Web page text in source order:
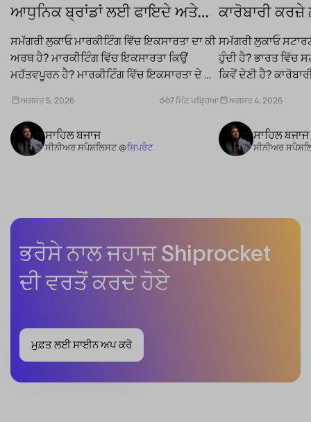
ਆਧੁਨਿਕ ਬ੍ਰਾਂਡਾਂ ਲਈ ਫਾਇਦੇ ਅਤੇ
ਵਧੀਆ ਅਭਿਆਸ
ਸਮੱਗਰੀ ਲੁਕਾਓ ਮਾਰਕੀਟਿੰਗ ਵਿੱਚ ਇਕਸਾਰਤਾ ਦਾ ਕੀ
ਅਰਥ ਹੈ? ਮਾਰਕੀਟਿੰਗ ਵਿੱਚ ਇਕਸਾਰਤਾ ਕਿਉਂ
ਮਹੱਤਵਪੂਰਨ ਹੈ? ਮਾਰਕੀਟਿੰਗ ਵਿੱਚ ਇਕਸਾਰਤਾ ਦੇ ਕੀ
ਅਗਸਤ 5, 2026 7 ਮਿੰਟ ਪੜ੍ਹਿਆ
ਸਾਹਿਲ ਬਜਾਜ
ਸੀਨੀਅਰ ਸਪੈਸ਼ਲਿਸਟ @ਸ਼ਿਪਰੌਟ
ਕਾਰੋਬਾਰੀ
ਦੇਣੀ ਹੈ?
ਸਮੱਗਰੀ ਲੁਕਾਓ
ਹੁੰਦੀ ਹੈ? ਭਾਰਤ ਵਿੱਚ
ਕਿਵੇਂ ਦੇਣੀ ਹੈ?
ਅਗਸਤ 4, 2026
ਸਾਹਿਲ ਬਜਾਜ
ਸੀਨੀਅਰ
ਭਰੋਸੇ ਨਾਲ ਜਹਾਜ਼Shiprocket
ਦੀ ਵਰਤੋਂ ਕਰਦੇ ਹੋਏ
ਮੁਫ਼ਤ ਲਈ ਸਾਈਨ ਅਪ ਕਰੋ